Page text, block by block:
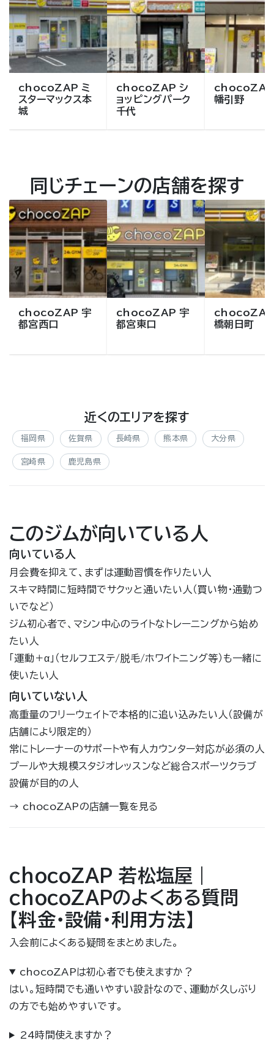
chocoZAP ミ
スターマックス本
城
chocoZAP シ
ョッピングパーク
千代
chocoZAP
幡引野
同じチェーンの店舗を探す
chocoZAP 宇
都宮西口
chocoZAP 宇
都宮東口
chocoZAP
橋朝日町
近くのエリアを探す
福岡県 佐賀県 長崎県 熊本県 大分県
宮崎県 鹿児島県
このジムが向いている人
向いている人
月会費を抑えて、まずは運動習慣を作りたい人
スキマ時間に短時間でサクッと通いたい人（買い物・通勤つ
いでなど）
ジム初心者で、マシン中心のライトなトレーニングから始め
たい人
「運動＋α」（セルフエステ/脱毛/ホワイトニング等）も一緒に
使いたい人
向いていない人
高重量のフリーウェイトで本格的に追い込みたい人（設備が
店舗により限定的）
常にトレーナーのサポートや有人カウンター対応が必須の人
プールや大規模スタジオレッスンなど総合スポーツクラブ
設備が目的の人
→ chocoZAPの店舗一覧を見る
chocoZAP 若松塩屋｜
chocoZAPのよくある質問
【料金・設備・利用方法】
入会前によくある疑問をまとめました。
chocoZAPは初心者でも使えますか？
はい。短時間でも通いやすい設計なので、運動が久しぶり
の方でも始めやすいです。
24時間使えますか？